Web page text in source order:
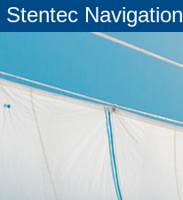
Stentec Navigation